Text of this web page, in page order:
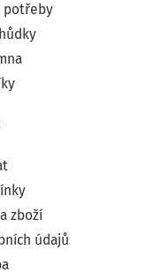
potřeby
zboží
údajů